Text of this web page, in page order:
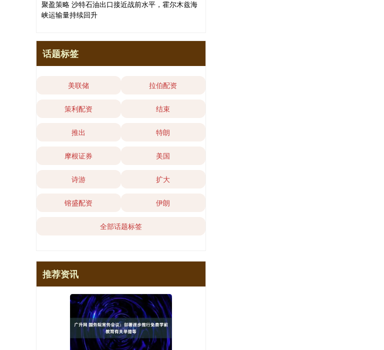
聚盈策略 沙特石油出口接近战前水平，霍尔木兹海
峡运输量持续回升
话题标签
美联储 拉伯配资
策利配资 结束
推出 特朗
摩根证券 美国
诗游 扩大
镕盛配资 伊朗
全部话题标签
推荐资讯